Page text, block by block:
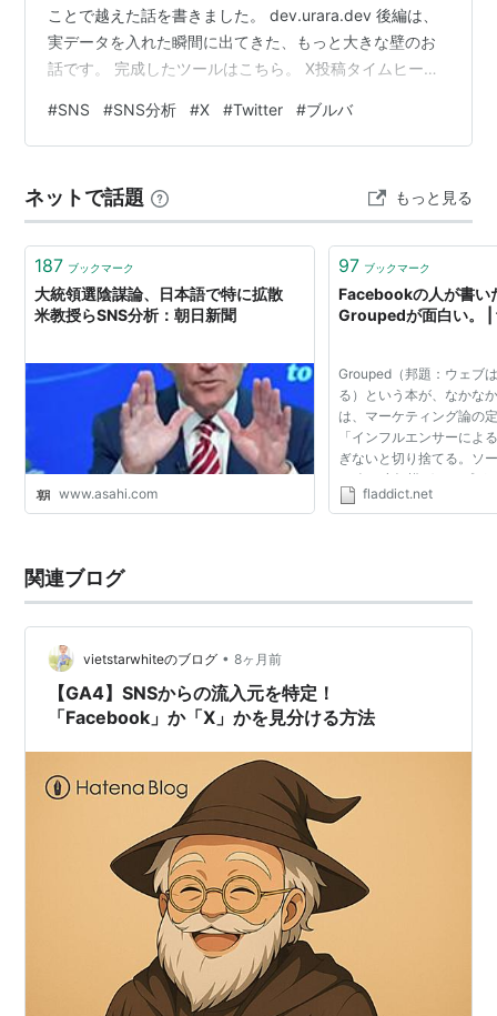
ことで越えた話を書きました。 dev.urara.dev 後編は、
実データを入れた瞬間に出てきた、もっと大きな壁のお
話です。 完成したツールはこちら。 X投稿タイムヒート
ンキングが「成立しなかった」 ロジックができて、いざ
自分の実データを入れてみました。 ここで、一番大きな
できない。 理由はすぐにわかりました。 曜日7 × 時間帯
24 = 168個のマスがあるのに…
#SNS #SNS分析 #X #Twitter #ブルバ
ネットで話題 もっと見る
187 ブックマーク
大統領選陰謀論、日本語で特に拡散
米教授らSNS分析：朝日新聞
www.asahi.com
97 ブックマーク
Facebookの人が書い
Groupedが面白い。
Grouped（邦題：ウェブ
る）という本が、なかな
は、マーケティング論の
「インフルエンサーによ
ぎないと切り捨てる。ソ
10人の小規模グループが
とで形成されており、イ
fladdict.net
関連ブログ
vietstarwhiteのブログ • 8ヶ月前
【GA4】SNSからの流入元を特定！
「Facebook」か「X」かを見分ける方法